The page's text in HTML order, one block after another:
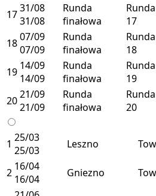
1731/08
31/08
Runda
finałowa
Runda
17
1807/09
07/09
Runda
finałowa
Runda
18
19 14/09
14/09
Runda
finałowa
Runda
19
2021/09
21/09
Runda
finałowa
Runda
20
1 25/03
25/03
Leszno
2 16/04
16/04
Gniezno